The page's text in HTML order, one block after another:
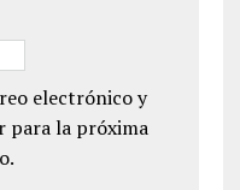
electrónico y
para la próxima